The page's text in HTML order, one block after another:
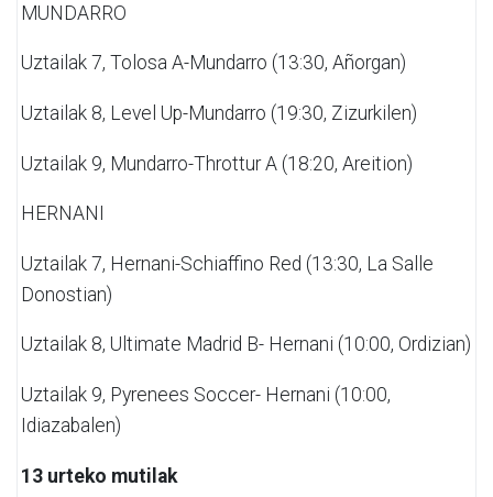
MUNDARRO
Uztailak 7, Tolosa A-Mundarro (13:30, Añorgan)
Uztailak 8, Level Up-Mundarro (19:30, Zizurkilen)
Uztailak 9, Mundarro-Throttur A (18:20, Areition)
HERNANI
Uztailak 7, Hernani-Schiaffino Red (13:30, La Salle
Donostian)
Uztailak 8, Ultimate Madrid B- Hernani (10:00, Ordizian)
Uztailak 9, Pyrenees Soccer- Hernani (10:00,
Idiazabalen)
13 urteko mutilak